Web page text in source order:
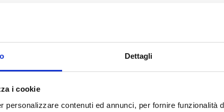
Dettagli
i cookie
personalizzare contenuti ed annunci, per fornire funzionalità